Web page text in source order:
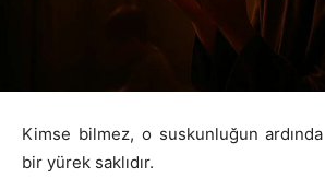
Kimse bilmez, o suskunluğun
bir yürek saklıdır.